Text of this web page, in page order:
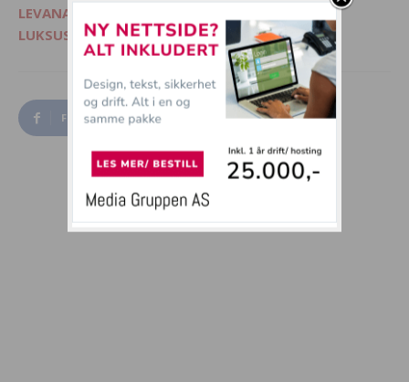
LEVANA.NO - Kvinnemagasin på nett
LUKSUSFERIE.NO - Ferie på sitt beste
Facebook